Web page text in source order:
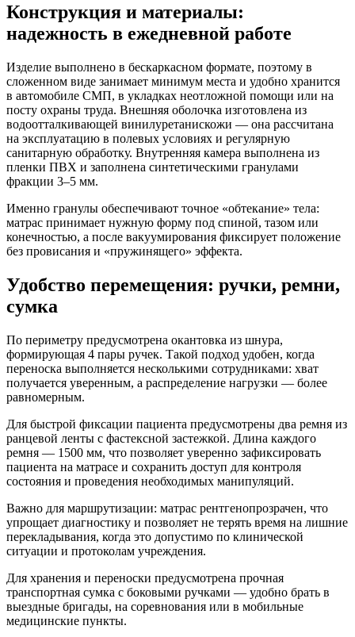
Конструкция и материалы:
надежность в ежедневной работе
Изделие выполнено в бескаркасном формате, поэтому в
сложенном виде занимает минимум места и удобно хранится
в автомобиле СМП, в укладках неотложной помощи или на
посту охраны труда. Внешняя оболочка изготовлена из
водоотталкивающей винилуретанискожи — она рассчитана
на эксплуатацию в полевых условиях и регулярную
санитарную обработку. Внутренняя камера выполнена из
пленки ПВХ и заполнена синтетическими гранулами
фракции 3–5 мм.
Именно гранулы обеспечивают точное «обтекание» тела:
матрас принимает нужную форму под спиной, тазом или
конечностью, а после вакуумирования фиксирует положение
без провисания и «пружинящего» эффекта.
Удобство перемещения: ручки, ремни,
сумка
По периметру предусмотрена окантовка из шнура,
формирующая 4 пары ручек. Такой подход удобен, когда
переноска выполняется несколькими сотрудниками: хват
получается уверенным, а распределение нагрузки — более
равномерным.
Для быстрой фиксации пациента предусмотрены два ремня из
ранцевой ленты с фастексной застежкой. Длина каждого
ремня — 1500 мм, что позволяет уверенно зафиксировать
пациента на матрасе и сохранить доступ для контроля
состояния и проведения необходимых манипуляций.
Важно для маршрутизации: матрас рентгенопрозрачен, что
упрощает диагностику и позволяет не терять время на лишние
перекладывания, когда это допустимо по клинической
ситуации и протоколам учреждения.
Для хранения и переноски предусмотрена прочная
транспортная сумка с боковыми ручками — удобно брать в
выездные бригады, на соревнования или в мобильные
медицинские пункты.